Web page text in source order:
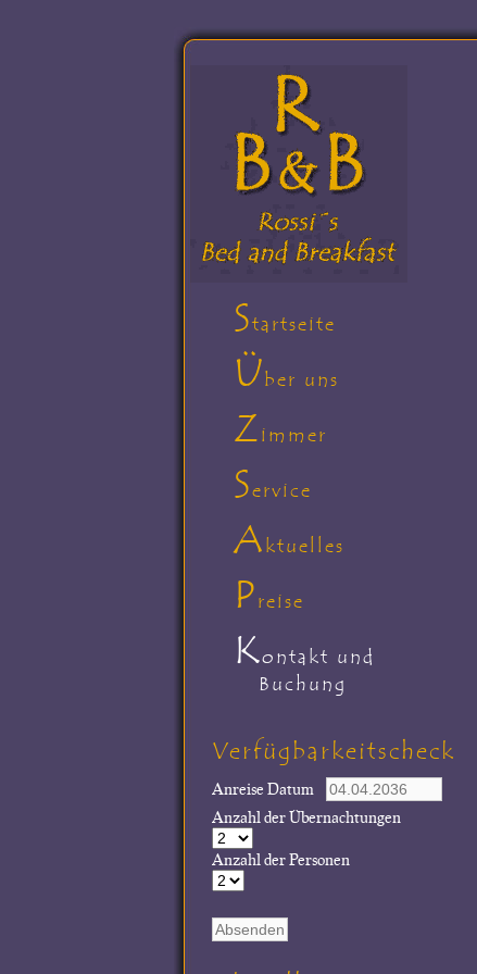
Startseite
Über uns
Zimmer
Service
Aktuelles
Preise
Kontakt und
Buchung
Verfügbarkeitscheck
Anreise Datum
Anzahl der Übernachtungen
Anzahl der Personen